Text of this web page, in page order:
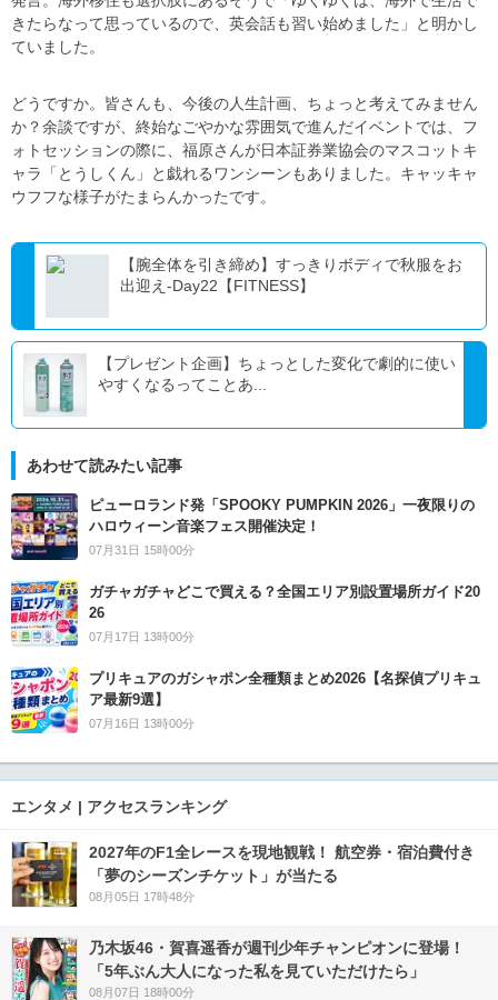
きたらなって思っているので、英会話も習い始めました」と明かし
ていました。
どうですか。皆さんも、今後の人生計画、ちょっと考えてみません
か？余談ですが、終始なごやかな雰囲気で進んだイベントでは、フ
ォトセッションの際に、福原さんが日本証券業協会のマスコットキ
ャラ「とうしくん」と戯れるワンシーンもありました。キャッキャ
ウフフな様子がたまらんかったです。
【腕全体を引き締め】すっきりボディで秋服をお
出迎え-Day22【FITNESS】
【プレゼント企画】ちょっとした変化で劇的に使い
やすくなるってことあ...
あわせて読みたい記事
ピューロランド発「SPOOKY PUMPKIN 2026」一夜限りの
ハロウィーン音楽フェス開催決定！
07月31日 15時00分
ガチャガチャどこで買える？全国エリア別設置場所ガイド20
26
07月17日 13時00分
プリキュアのガシャポン全種類まとめ2026【名探偵プリキュ
ア最新9選】
07月16日 13時00分
エンタメ | アクセスランキング
2027年のF1全レースを現地観戦！ 航空券・宿泊費付き
「夢のシーズンチケット」が当たる
08月05日 17時48分
乃木坂46・賀喜遥香が週刊少年チャンピオンに登場！
「5年ぶん大人になった私を見ていただけたら」
08月07日 18時00分